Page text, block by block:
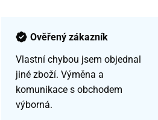
Ověřený zákazník
Vlastní chybou jsem objednal
jiné zboží. Výměna a
komunikace s obchodem
výborná.